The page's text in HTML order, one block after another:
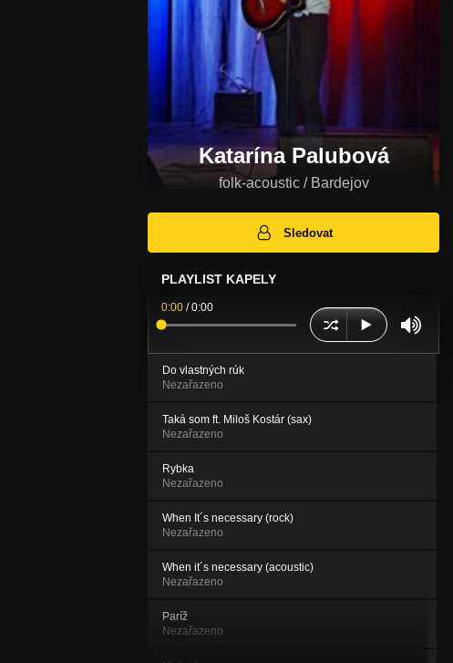
Katarína Palubová
folk-acoustic / Bardejov
Sledovat
PLAYLIST KAPELY
0:00 /0:00
Do vlastných rúk
Nezařazeno
Taká som ft. Miloš Kostár (sax)
Nezařazeno
Rybka
Nezařazeno
When It´s necessary (rock)
Nezařazeno
When it´s necessary (acoustic)
Nezařazeno
Paríž
Nezařazeno